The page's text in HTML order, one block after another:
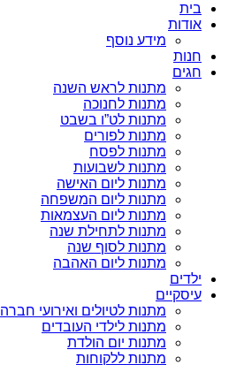
בית
אודות
מידע נוסף
חנות
חגים
מתנות לראש השנה
מתנות לחנוכה
מתנות לט”ו בשבט
מתנות לפורים
מתנות לפסח
מתנות לשבועות
מתנות ליום האישה
מתנות ליום המשפחה
מתנות ליום העצמאות
מתנות לתחילת שנה
מתנות לסוף שנה
מתנות ליום האהבה
ילדים
עיסקיים
מתנות לטיולים ואירועי חברה
מתנות לילדי העובדים
מתנות יום הולדת
מתנות ללקוחות